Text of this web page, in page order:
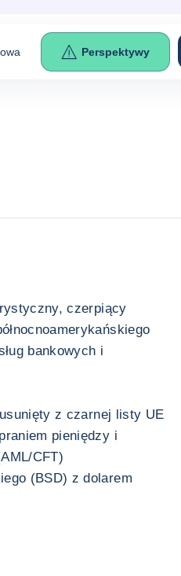
Perspektywy
czerpiący
bankowych i
z czarnej listy UE
pieniędzy i
CFT)
(BSD) z dolarem